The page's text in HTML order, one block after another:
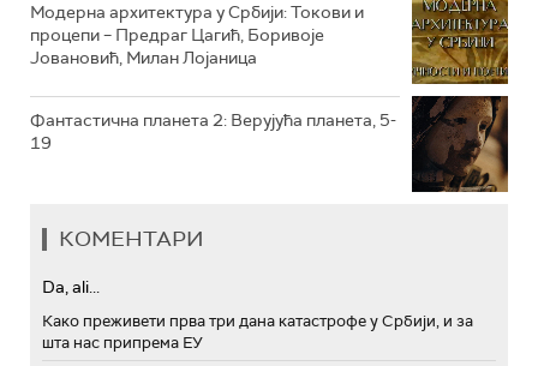
Модерна архитектура у Србији: Токови и
процепи – Предраг Цагић, Боривоје
Јовановић, Милан Лојаница
Фантастична планета 2: Верујућа планета, 5-
19
КОМЕНТАРИ
Da, ali...
Како преживети прва три дана катастрофе у Србији, и за
шта нас припрема ЕУ